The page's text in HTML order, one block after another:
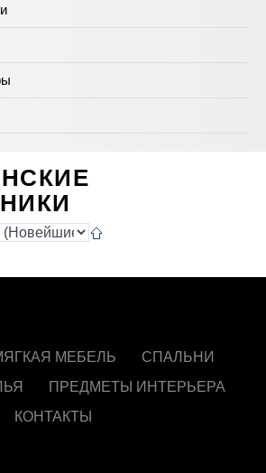
МЕБЕЛЬ
СПАЛЬНИ
ПРЕДМЕТЫ ИНТЕРЬЕРА
КОНТАКТЫ